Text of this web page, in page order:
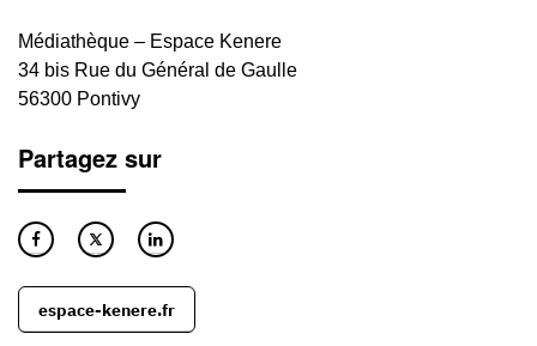
Médiathèque – Espace Kenere
34 bis Rue du Général de Gaulle
56300 Pontivy
Partagez sur
espace-kenere.fr